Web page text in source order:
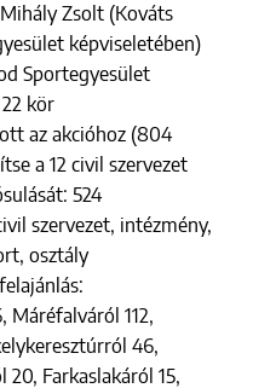
Zsolt (Kováts
képviseletében)
Sportegyesület
kör
az akcióhoz (804
a 12 civil szervezet
524
szervezet, intézmény,
osztály
Máréfalváról 112,
46,
20, Farkaslakáról 15,